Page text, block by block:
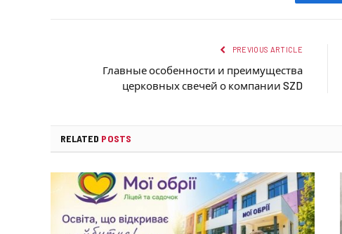
PREVIOUS ARTICLE
Главные особенности и преимущества
церковных свечей о компании SZD
RELATED POSTS